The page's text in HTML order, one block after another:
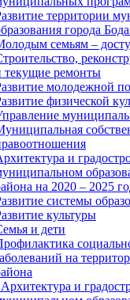
территории
города
семьям –
текущие ремонты
молодежной
физической
и
на 2020 – 2025
системы
культуры
и дети
на
и